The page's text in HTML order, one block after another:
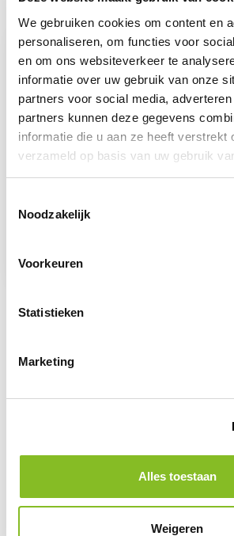
We gebruiken cookies om content en
personaliseren, om functies voor
en om ons websiteverkeer te
informatie over uw gebruik van onze
partners voor social media,
partners kunnen deze gegevens
informatie die u aan ze heeft verstrekt
verzameld op basis van uw gebruik
Noodzakelijk
Voorkeuren
Statistieken
Marketing
Alles toestaan
Weigeren
Recent bekeken
-17%
Op voorraad
11,95 9,95
Kom je er toch niet
uit? Maak gebruik